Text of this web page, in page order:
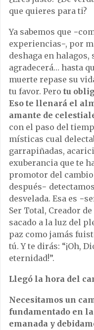
que quieres para ti?
Ya sabemos que
experiencias−, por
deshaga en
agradecerá… hasta
muerte repase su
tu favor. Pero tu
Eso te llenará el
amante de
con el paso del
místicas cual
garrapiñadas,
exuberancia que te
promotor del
después−
desvelada. Esa es
Ser Total, Creador
sacado a la luz del
paz como jamás
tú. Y te dirás: “¡Oh,
eternidad!”.
Llegó la hora del
Necesitamos un
fundamentado en
emanada y